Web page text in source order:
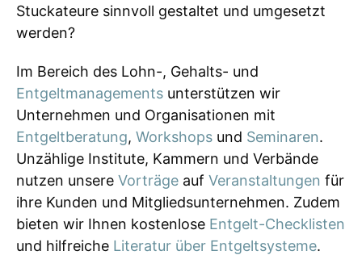
Stuckateure sinnvoll gestaltet und umgesetzt
werden?
Im Bereich des Lohn-, Gehalts- und
Entgeltmanagements unterstützen wir
Unternehmen und Organisationen mit
Entgeltberatung, Workshops und Seminaren.
Unzählige Institute, Kammern und Verbände
nutzen unsere Vorträge auf Veranstaltungen für
ihre Kunden und Mitgliedsunternehmen. Zudem
bieten wir Ihnen kostenlose Entgelt-Checklisten
und hilfreiche Literatur über Entgeltsysteme.